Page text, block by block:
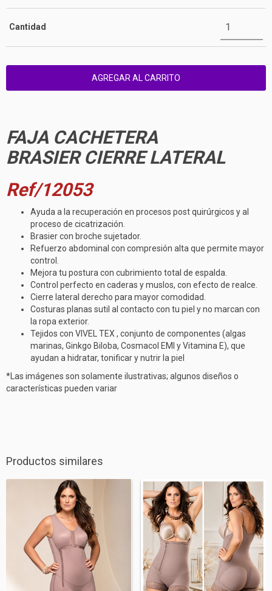
Cantidad
FAJA CACHETERA
BRASIER CIERRE LATERAL
Ref/12053
Ayuda a la recuperación en procesos post quirúrgicos y al
proceso de cicatrización.
Brasier con broche sujetador.
Refuerzo abdominal con compresión alta que permite mayor
control.
Mejora tu postura con cubrimiento total de espalda.
Control perfecto en caderas y muslos, con efecto de realce.
Cierre lateral derecho para mayor comodidad.
Costuras planas sutil al contacto con tu piel y no marcan con
la ropa exterior.
Tejidos con VIVEL TEX , conjunto de componentes (algas
marinas, Ginkgo Biloba, Cosmacol EMI y Vitamina E), que
ayudan a hidratar, tonificar y nutrir la piel
*Las imágenes son solamente ilustrativas; algunos diseños o
características pueden variar
Productos similares